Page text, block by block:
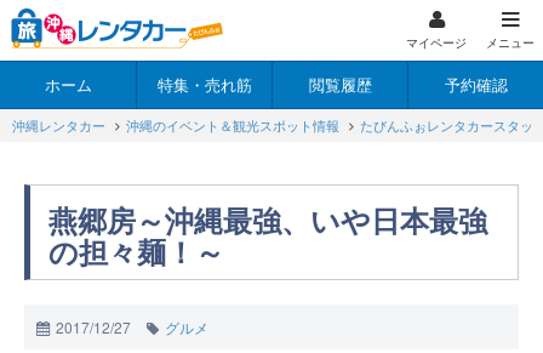
マイページ メニュー
ホーム 特集・売れ筋 閲覧履歴 予約確認
沖縄レンタカー 沖縄のイベント＆観光スポット情報 たびんふぉレンタカースタッ
燕郷房～沖縄最強、いや日本最強
の担々麺！～
2017/12/27 グルメ